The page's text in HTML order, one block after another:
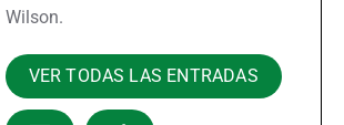
Wilson.
VER TODAS LAS ENTRADAS